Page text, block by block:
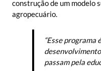
construção de um modelo
agropecuário.
“Esse programa
passam pela